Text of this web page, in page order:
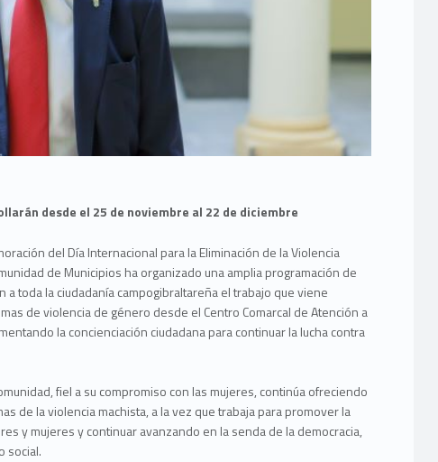
desde el 25 de noviembre al 22 de diciembre
del Día Internacional para la Eliminación de la Violencia
de Municipios ha organizado una amplia programación de
a toda la ciudadanía campogibraltareña el trabajo que viene
de violencia de género desde el Centro Comarcal de Atención a
la concienciación ciudadana para continuar la lucha contra
fiel a su compromiso con las mujeres, continúa ofreciendo
de la violencia machista, a la vez que trabaja para promover la
y mujeres y continuar avanzando en la senda de la democracia,
social.